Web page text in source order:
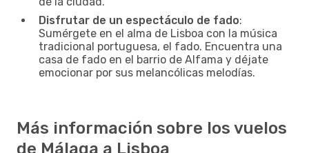
Disfrutar de un espectáculo de fado:
Sumérgete en el alma de Lisboa con la música
tradicional portuguesa, el fado. Encuentra una
casa de fado en el barrio de Alfama y déjate
emocionar por sus melancólicas melodías.
Más información sobre los vuelos
de Málaga a Lisboa